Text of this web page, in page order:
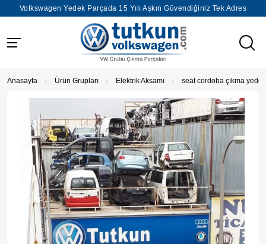
Volkswagen Yedek Parçada 15 Yılı Aşkın Güvendiğiniz Tek Adres
Anasayfa Ürün Grupları Elektrik Aksamı seat cordoba çıkma